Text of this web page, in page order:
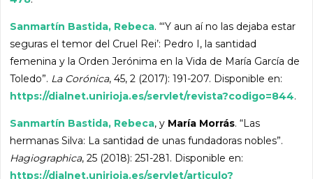
Sanmartín Bastida, Rebeca. “‘Y aun aí no las dejaba estar
seguras el temor del Cruel Rei’: Pedro I, la santidad
femenina y la Orden Jerónima en la Vida de María García de
Toledo”. La Corónica, 45, 2 (2017): 191-207. Disponible en:
https://dialnet.unirioja.es/servlet/revista?codigo=844.
Sanmartín Bastida, Rebeca, y María Morrás. “Las
hermanas Silva: La santidad de unas fundadoras nobles”.
Hagiographica, 25 (2018): 251-281. Disponible en:
https://dialnet.unirioja.es/servlet/articulo?